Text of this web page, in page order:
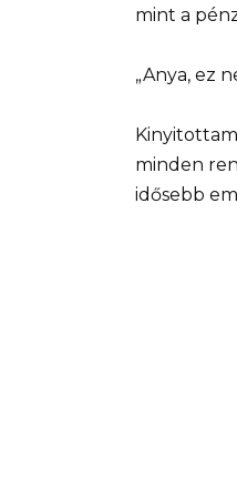
mint a
„Anya, ez
minden
idősebb